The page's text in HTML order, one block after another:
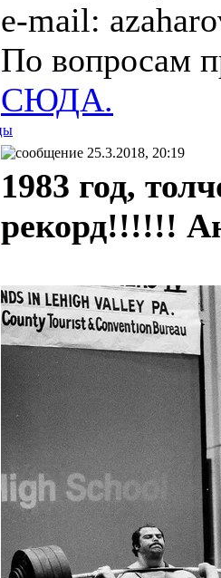
e-mail:
По вопросам
СЮДА.
25.3.2018, 20:19
1983 год,
рекорд!!!!!!